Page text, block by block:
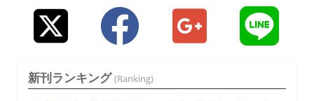
新刊ランキング (Ranking)